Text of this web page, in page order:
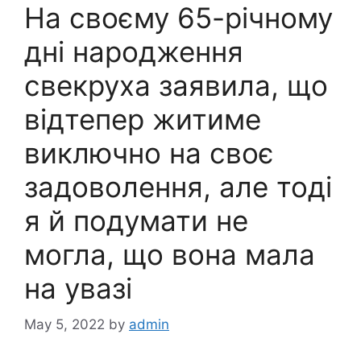
На своєму 65-річному
дні народження
свекруха заявила, що
відтепер житиме
виключно на своє
задоволення, але тоді
я й подумати не
могла, що вона мала
на увазі
May 5, 2022 by admin